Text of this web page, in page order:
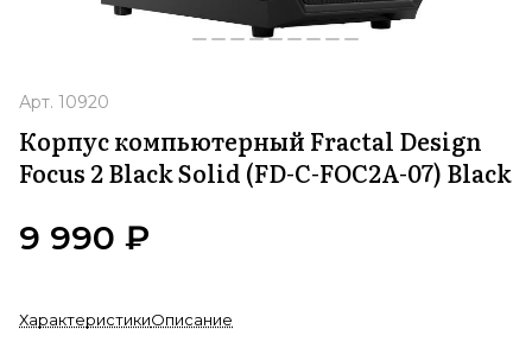
Арт. 10920
Корпус компьютерный Fractal Design
Focus 2 Black Solid (FD-C-FOC2A-07) Black
9 990 ₽
ХарактеристикиОписание